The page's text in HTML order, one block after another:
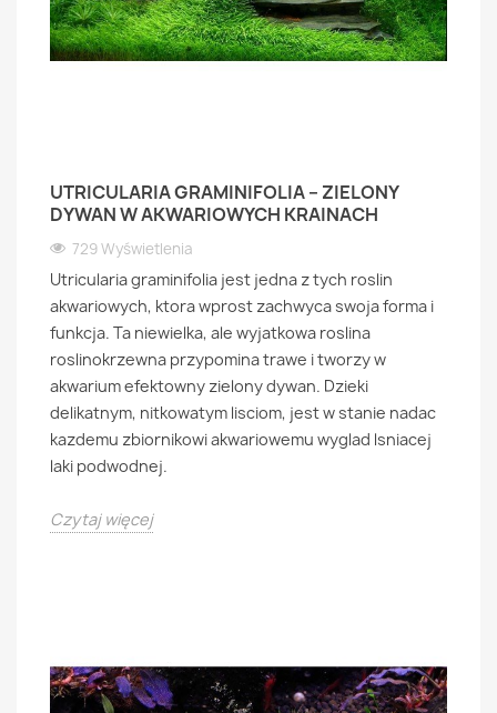
UTRICULARIA GRAMINIFOLIA – ZIELONY
DYWAN W AKWARIOWYCH KRAINACH
729 Wyświetlenia
Utricularia graminifolia jest jedna z tych roslin
akwariowych, ktora wprost zachwyca swoja forma i
funkcja. Ta niewielka, ale wyjatkowa roslina
roslinokrzewna przypomina trawe i tworzy w
akwarium efektowny zielony dywan. Dzieki
delikatnym, nitkowatym lisciom, jest w stanie nadac
kazdemu zbiornikowi akwariowemu wyglad lsniacej
laki podwodnej.
Czytaj więcej